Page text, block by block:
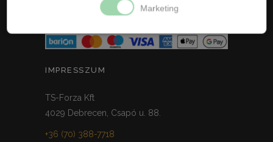
ELÁLLÁS A SZERZŐDÉSTŐL
IMPRESSZUM
TS-Forza Kft
4029 Debrecen, Csapó u. 88.
+36 (70) 388-7718
Marketing